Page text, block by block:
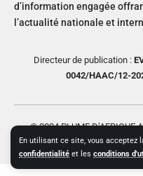
En utilisant ce site, vous acceptez
confidentialité et les conditions
d’information engagée
l’actualité nationale et
Directeur de publication :
0042/HAAC/12-
© 2024 PLUME D’AFRIQUE